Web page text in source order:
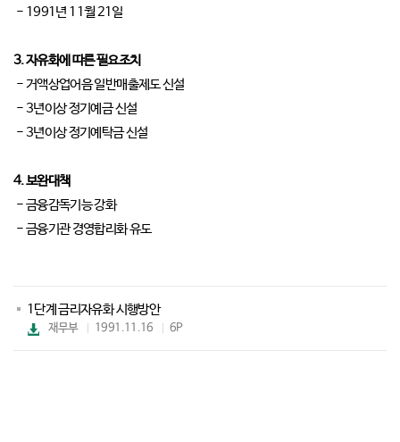
- 1991년 11월 21일
3. 자유화에 따른 필요조치
- 거액상업어음 일반매출제도 신설
- 3년이상 정기예금 신설
- 3년이상 정기예탁금 신설
4. 보완대책
- 금융감독기능 강화
- 금융기관 경영합리화 유도
1단계 금리자유화 시행방안
파재무부 1991.11.16 6P